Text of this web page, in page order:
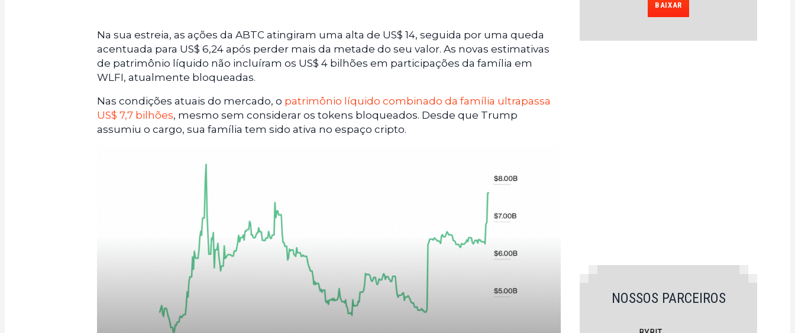
Na sua estreia, as ações da ABTC atingiram uma alta de US$ 14, seguida por uma queda
acentuada para US$ 6,24 após perder mais da metade do seu valor. As novas estimativas
de patrimônio líquido não incluíram os US$ 4 bilhões em participações da família em
WLFI, atualmente bloqueadas.
Nas condições atuais do mercado, o patrimônio líquido combinado da família ultrapassa
US$ 7,7 bilhões, mesmo sem considerar os tokens bloqueados. Desde que Trump
assumiu o cargo, sua família tem sido ativa no espaço cripto.
BAIXAR
NOSSOS PARCEIROS